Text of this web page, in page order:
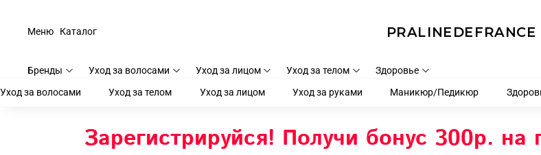
PRALINEDEFRANCE
Каталог
Меню
Бренды Уход за волосами Уход за лицом Уход за телом Здоровье
Уход за волосами Уход за телом Уход за лицом Уход за руками Маникюр/Педикюр
Зарегистрируйся! Получи бонус 300р.